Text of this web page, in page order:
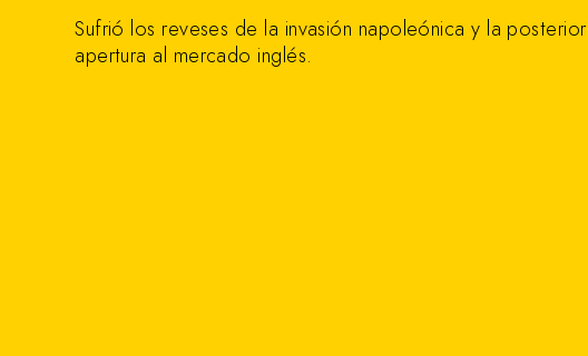
Sufrió los reveses de la invasión napoleónica y la posterior
apertura al mercado inglés.